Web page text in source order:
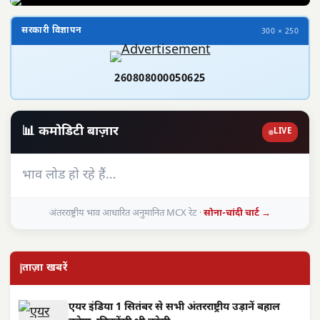
सरकारी विज्ञापन 300 × 250
260808000050625
📊 कमोडिटी बाज़ार LIVE
भाव लोड हो रहे हैं…
अंतरराष्ट्रीय भाव आधारित अनुमानित MCX रेट ·सोना-चांदी चार्ट →
ताज़ा खबरें
एयर इंडिया 1 सितंबर से सभी अंतरराष्ट्रीय उड़ानें बहाल